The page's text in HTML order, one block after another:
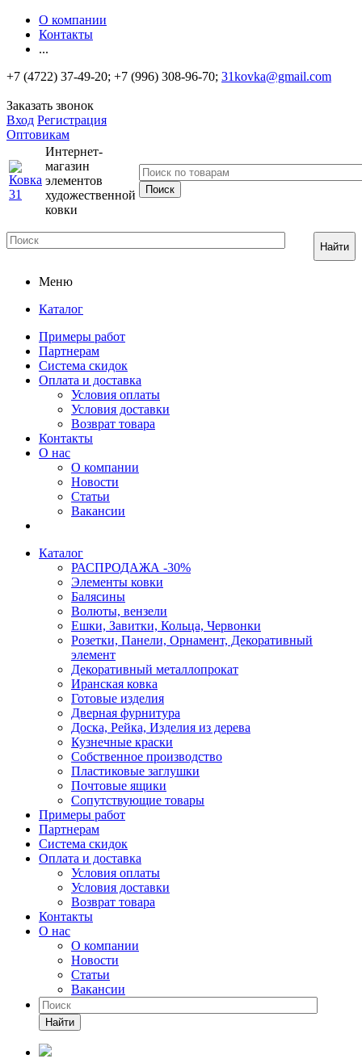
О компании
Контакты
...
+7 (4722) 37-49-20; +7 (996) 308-96-70; 31kovka@gmail.com
Заказать звонок
Вход Регистрация
Оптовикам
Интернет-
магазин
элементов
художественной
ковки
Найти
Меню
Каталог
Примеры работ
Партнерам
Система скидок
Оплата и доставка
Условия оплаты
Условия доставки
Возврат товара
Контакты
О нас
О компании
Новости
Статьи
Вакансии
Каталог
РАСПРОДАЖА -30%
Элементы ковки
Балясины
Волюты, вензели
Ешки, Завитки, Кольца, Червонки
Розетки, Панели, Орнамент, Декоративный
элемент
Декоративный металлопрокат
Иранская ковка
Готовые изделия
Дверная фурнитура
Доска, Рейка, Изделия из дерева
Кузнечные краски
Собственное производство
Пластиковые заглушки
Почтовые ящики
Сопутствующие товары
Примеры работ
Партнерам
Система скидок
Оплата и доставка
Условия оплаты
Условия доставки
Возврат товара
Контакты
О нас
О компании
Новости
Статьи
Вакансии
Найти